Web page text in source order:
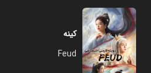
کینه
Feud